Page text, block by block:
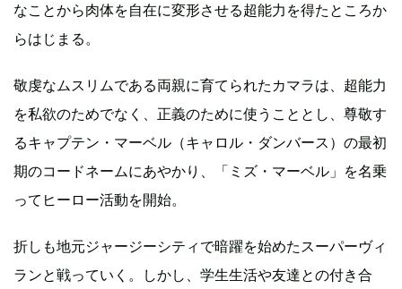
なことから肉体を自在に変形させる超能力を得たところか
らはじまる。
敬虔なムスリムである両親に育てられたカマラは、超能力
を私欲のためでなく、正義のために使うこととし、尊敬す
るキャプテン・マーベル（キャロル・ダンバース）の最初
期のコードネームにあやかり、「ミズ・マーベル」を名乗
ってヒーロー活動を開始。
折しも地元ジャージーシティで暗躍を始めたスーパーヴィ
ランと戦っていく。しかし、学生生活や友達との付き合